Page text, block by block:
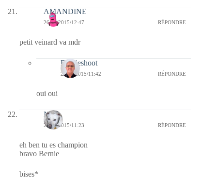
AMANDINE
26/01/2015/12:47 RÉPONDRE
petit veinard va mdr
Bernieshoot
27/01/2015/11:42 RÉPONDRE
oui oui
Nays
26/01/2015/11:23 RÉPONDRE
eh ben tu es champion
bravo Bernie
bises*